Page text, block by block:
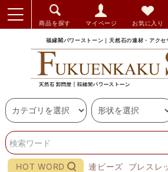
商品を探す マイページ お気に入り
福縁閣パワーストーン｜天然石の連材・アクセ
HOT WORD 連ビーズ ブレスレ